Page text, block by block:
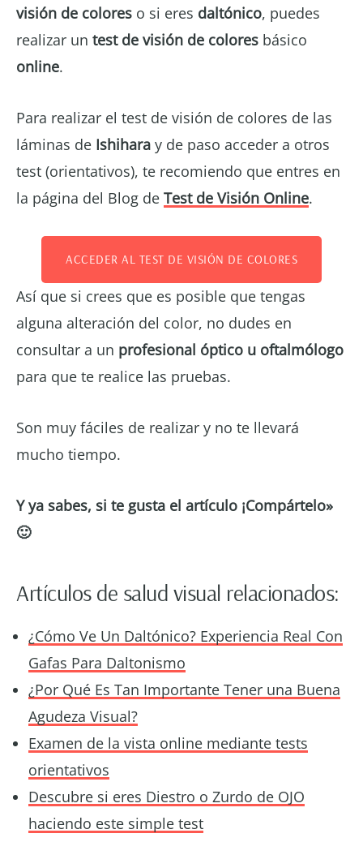
visión de colores o si eres daltónico, puedes
realizar un test de visión de colores básico
online.
Para realizar el test de visión de colores de las
láminas de Ishihara y de paso acceder a otros
test (orientativos), te recomiendo que entres en
la página del Blog de Test de Visión Online.
ACCEDER AL TEST DE VISIÓN DE COLORES
Así que si crees que es posible que tengas
alguna alteración del color, no dudes en
consultar a un profesional óptico u oftalmólogo
para que te realice las pruebas.
Son muy fáciles de realizar y no te llevará
mucho tiempo.
Y ya sabes, si te gusta el artículo ¡Compártelo»
🙂
Artículos de salud visual relacionados:
¿Cómo Ve Un Daltónico? Experiencia Real Con
Gafas Para Daltonismo
¿Por Qué Es Tan Importante Tener una Buena
Agudeza Visual?
Examen de la vista online mediante tests
orientativos
Descubre si eres Diestro o Zurdo de OJO
haciendo este simple test